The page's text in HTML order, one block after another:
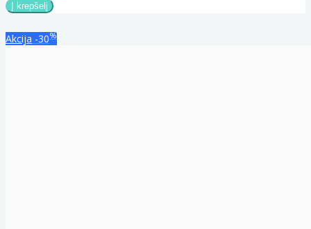
Akcija -30%